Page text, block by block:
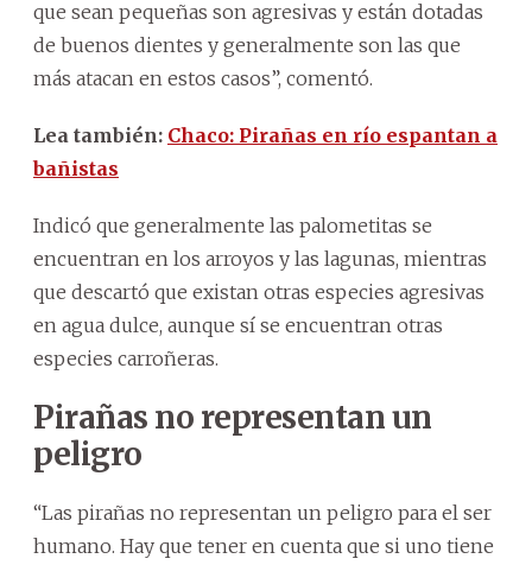
que sean pequeñas son agresivas y están dotadas
de buenos dientes y generalmente son las que
más atacan en estos casos”, comentó.
Lea también: Chaco: Pirañas en río espantan a
bañistas
Indicó que generalmente las palometitas se
encuentran en los arroyos y las lagunas, mientras
que descartó que existan otras especies agresivas
en agua dulce, aunque sí se encuentran otras
especies carroñeras.
Pirañas no representan un
peligro
“Las pirañas no representan un peligro para el ser
humano. Hay que tener en cuenta que si uno tiene